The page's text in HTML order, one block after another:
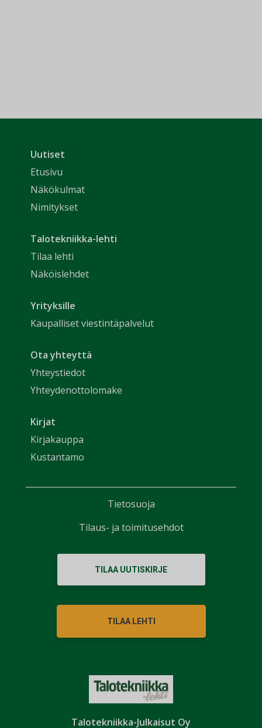
Talotekniikka-Julkaisut Oy
Uutiset
Etusivu
Näkökulmat
Nimitykset
Talotekniikka-lehti
Tilaa lehti
Näköislehdet
Yrityksille
Kaupalliset viestintäpalvelut
Ota yhteyttä
Yhteystiedot
Yhteydenottolomake
Kirjat
Kirjakauppa
Kustantamo
TILAA UUTISKIRJE
TILAA LEHTI
Tietosuoja
Tilaus- ja toimitusehdot